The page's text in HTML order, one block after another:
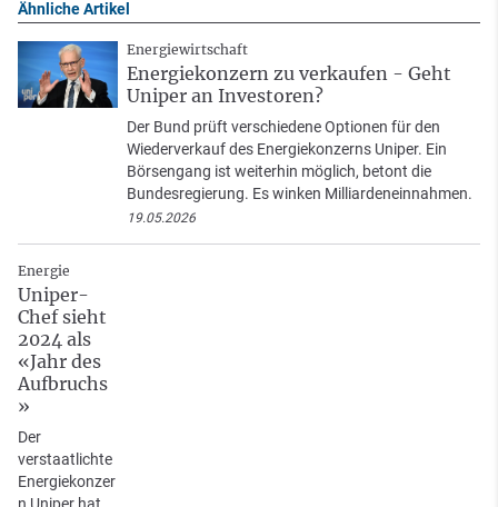
Ähnliche Artikel
Energiewirtschaft
Energiekonzern zu verkaufen - Geht
Uniper an Investoren?
Der Bund prüft verschiedene Optionen für den
Wiederverkauf des Energiekonzerns Uniper. Ein
Börsengang ist weiterhin möglich, betont die
Bundesregierung. Es winken Milliardeneinnahmen.
19.05.2026
Energie
Uniper-
Chef sieht
2024 als
«Jahr des
Aufbruchs
»
Der
verstaatlichte
Energiekonzer
n Uniper hat